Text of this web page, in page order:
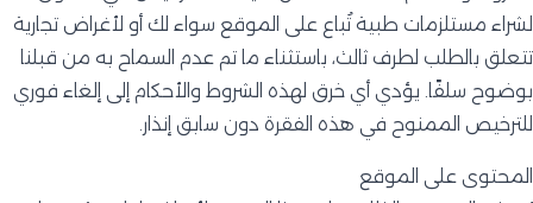
لشراء مستلزمات طبية تُباع على الموقع سواء لك أو لأغراض تجارية
تتعلق بالطلب لطرف ثالث، باستثناء ما تم عدم السماح به من قبلنا
بوضوح سلفًا. يؤدي أي خرق لهذه الشروط والأحكام إلى إلغاء فوري
للترخيص الممنوح في هذه الفقرة دون سابق إنذار.
المحتوى على الموقع